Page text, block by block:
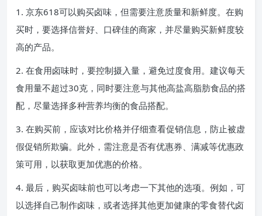
1. 京东618可以购买卤味，但需要注意质量和新鲜度。在购
买时，要选择信誉好、口碑佳的商家，并尽量购买新鲜度较
高的产品。
2. 在食用卤味时，要控制摄入量，避免过度食用。建议每天
食用量不超过30克，同时要注意与其他高盐高脂肪食品的搭
配，尽量选择多种营养均衡的食品搭配。
3. 在购买前，应该对比价格并仔细查看促销信息，防止被虚
假促销所欺骗。此外，需注意是否有优惠券、满减等优惠政
策可用，以获取更加优惠的价格。
4. 最后，购买卤味前也可以考虑一下其他的选项。例如，可
以选择自己制作卤味，或者选择其他更加健康的零食替代卤